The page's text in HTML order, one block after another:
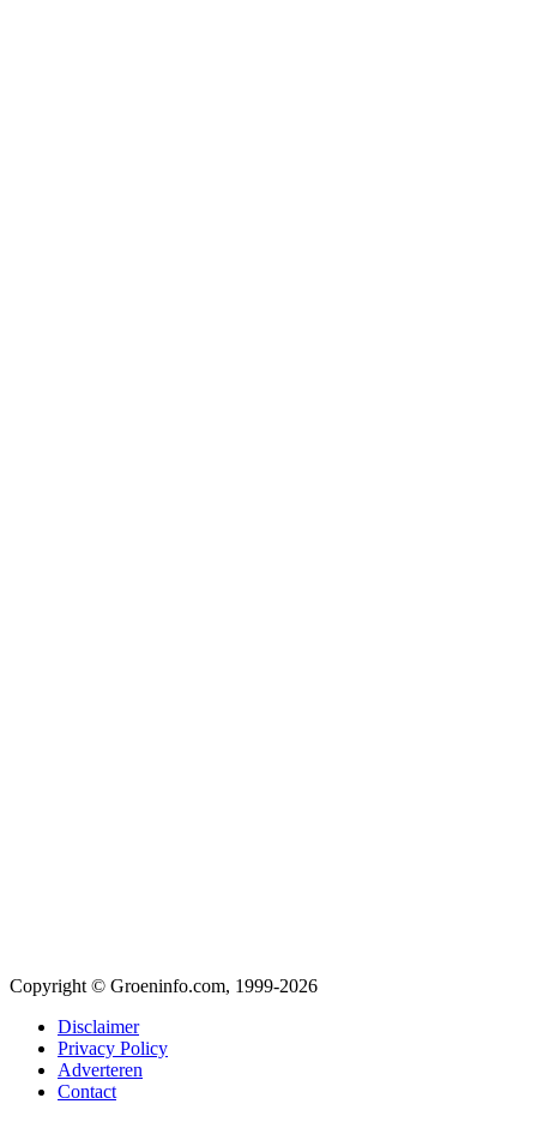
Copyright © Groeninfo.com, 1999-2026
Disclaimer
Privacy Policy
Adverteren
Contact